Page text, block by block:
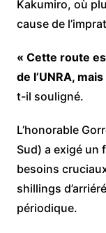
Kakumiro, où
cause de
« Cette route
de l’UNRA,
t-il souligné.
L’honorable
Sud) a exigé un
besoins
shillings
périodique.